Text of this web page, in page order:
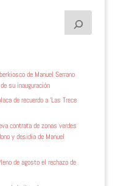
de Manuel Serrano
su inauguración
de recuerdo a ‘Las Trece
contrata de zonas verdes
y desidia de Manuel
de agosto el rechazo de